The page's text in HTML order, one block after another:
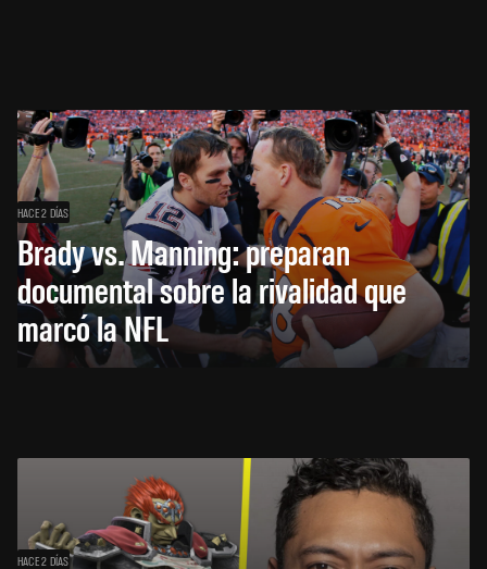
HACE 2 DÍAS
Brady vs. Manning: preparan
documental sobre la rivalidad que
marcó la NFL
HACE 2 DÍAS